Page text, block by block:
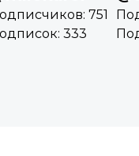
751
333